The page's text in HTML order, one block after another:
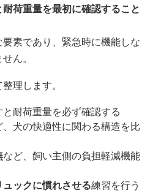
荷重量を最初に確認すること
素であり、緊急時に機能しな
ん。
理します。
耐荷重量を必ず確認する
、犬の快適性に関わる構造を比
など、飼い主側の負担軽減機能
ックに慣れさせる練習を行う